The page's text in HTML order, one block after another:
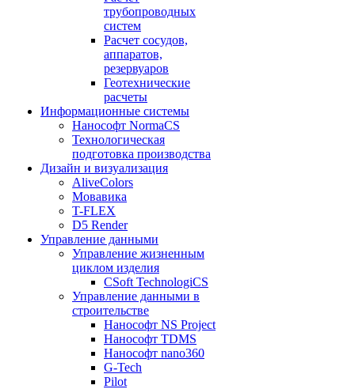
трубопроводных
систем
Расчет сосудов,
аппаратов,
резервуаров
Геотехнические
расчеты
Информационные системы
Нанософт NormaCS
Технологическая
подготовка производства
Дизайн и визуализация
AliveColors
Мовавика
T-FLEX
D5 Render
Управление данными
Управление жизненным
циклом изделия
CSoft TechnologiCS
Управление данными в
строительстве
Нанософт NS Project
Нанософт TDMS
Нанософт nano360
G-Tech
Pilot